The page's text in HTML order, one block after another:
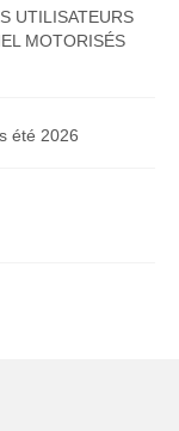
UTILISATEURS
MOTORISÉS
été 2026